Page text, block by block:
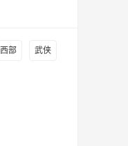
西部 武侠